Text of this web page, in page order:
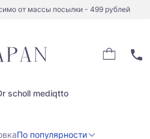
от массы посылки - 499 рублей
scholl mediqtto
По популярности